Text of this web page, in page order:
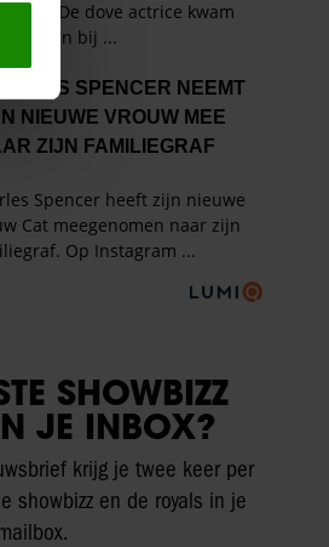
u
SHOWBIZZ
JE INBOX?
krijg je twee keer per
showbizz en de royals in je